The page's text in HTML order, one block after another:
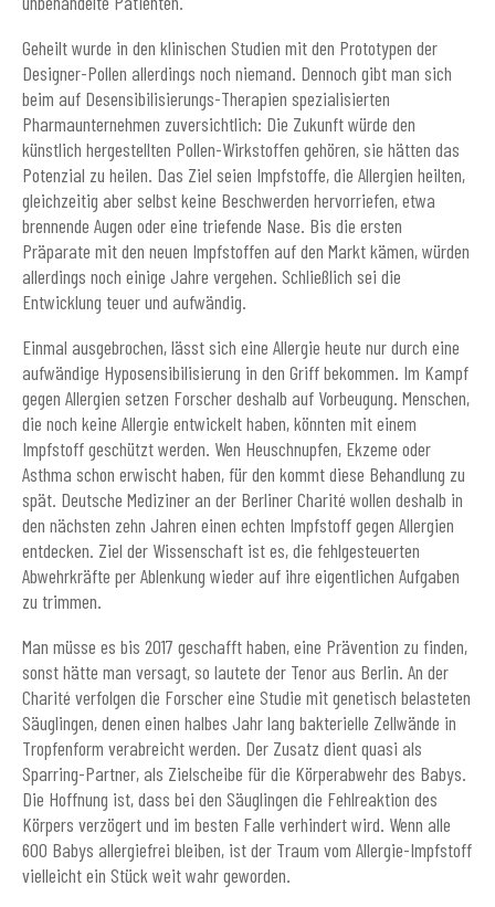
Geheilt wurde in den klinischen Studien mit den Prototypen der
Designer-Pollen allerdings noch niemand. Dennoch gibt man sich
beim auf Desensibilisierungs-Therapien spezialisierten
Pharmaunternehmen zuversichtlich: Die Zukunft würde den
künstlich hergestellten Pollen-Wirkstoffen gehören, sie hätten das
Potenzial zu heilen. Das Ziel seien Impfstoffe, die Allergien heilten,
gleichzeitig aber selbst keine Beschwerden hervorriefen, etwa
brennende Augen oder eine triefende Nase. Bis die ersten
Präparate mit den neuen Impfstoffen auf den Markt kämen, würden
allerdings noch einige Jahre vergehen. Schließlich sei die
Entwicklung teuer und aufwändig.
Einmal ausgebrochen, lässt sich eine Allergie heute nur durch eine
aufwändige Hyposensibilisierung in den Griff bekommen. Im Kampf
gegen Allergien setzen Forscher deshalb auf Vorbeugung. Menschen,
die noch keine Allergie entwickelt haben, könnten mit einem
Impfstoff geschützt werden. Wen Heuschnupfen, Ekzeme oder
Asthma schon erwischt haben, für den kommt diese Behandlung zu
spät. Deutsche Mediziner an der Berliner Charité wollen deshalb in
den nächsten zehn Jahren einen echten Impfstoff gegen Allergien
entdecken. Ziel der Wissenschaft ist es, die fehlgesteuerten
Abwehrkräfte per Ablenkung wieder auf ihre eigentlichen Aufgaben
zu trimmen.
Man müsse es bis 2017 geschafft haben, eine Prävention zu finden,
sonst hätte man versagt, so lautete der Tenor aus Berlin. An der
Charité verfolgen die Forscher eine Studie mit genetisch belasteten
Säuglingen, denen einen halbes Jahr lang bakterielle Zellwände in
Tropfenform verabreicht werden. Der Zusatz dient quasi als
Sparring-Partner, als Zielscheibe für die Körperabwehr des Babys.
Die Hoffnung ist, dass bei den Säuglingen die Fehlreaktion des
Körpers verzögert und im besten Falle verhindert wird. Wenn alle
600 Babys allergiefrei bleiben, ist der Traum vom Allergie-Impfstoff
vielleicht ein Stück weit wahr geworden.